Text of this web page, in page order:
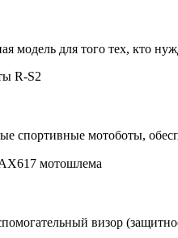
модель для того тех, кто
R-S2
спортивные мотоботы,
мотошлема
визор